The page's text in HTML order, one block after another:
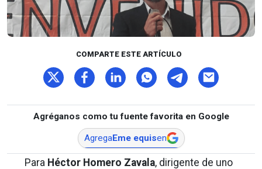
COMPARTE ESTE ARTÍCULO
Agréganos como tu fuente favorita en Google
AgregaEme equisen
Para Héctor Homero Zavala, dirigente de uno